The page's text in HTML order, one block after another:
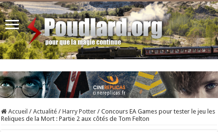
Accueil / Actualité / Harry Potter / Concours EA Games pour tester le jeu les
Reliques de la Mort : Partie 2 aux côtés de Tom Felton